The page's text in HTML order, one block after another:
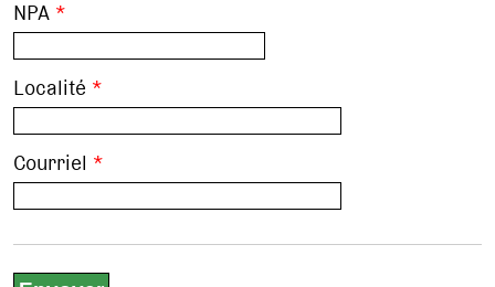
NPA *
Localité *
Courriel *